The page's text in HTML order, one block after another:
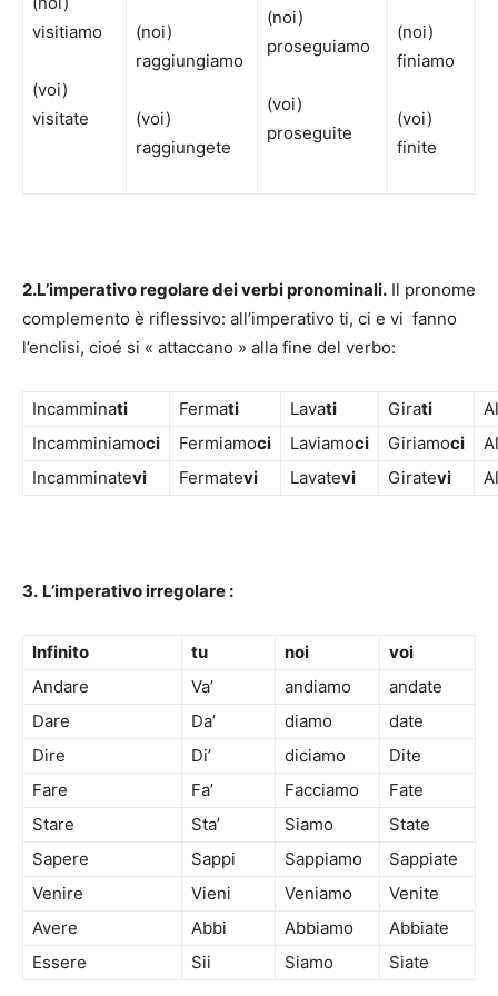
visitiamo
(voi)
visitate
(noi)
raggiungiamo
(voi)
raggiungete
(noi)
proseguiamo
(voi)
proseguite
(noi)
finiamo
(voi)
finite
2.L’imperativo regolare dei verbi pronominali. Il pronome
complemento è riflessivo: all’imperativo ti, ci e vi fanno
l’enclisi, cioé si « attaccano » alla fine del verbo:
Incamminati Fermati Lavati Girati
Incamminiamoci Fermiamoci Laviamoci Giriamoci
Incamminatevi Fermatevi Lavatevi Giratevi
3. L’imperativo irregolare :
Infinito tu noi
voi
Andare
Va’ andiamo
andate
Dare
Da’ diamo
date
Dire
Di’ diciamo
Dite
Fare
Fa’ Facciamo
Fate
Stare
Sta’ Siamo
State
Sapere
Sappi Sappiamo
Sappiate
Venire
Vieni Veniamo
Venite
Avere
Abbi Abbiamo
Abbiate
Essere
Sii Siamo Siate